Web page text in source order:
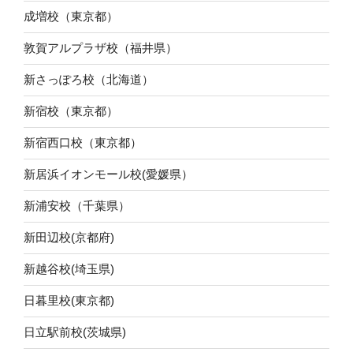
成増校（東京都）
敦賀アルプラザ校（福井県）
新さっぽろ校（北海道）
新宿校（東京都）
新宿西口校（東京都）
新居浜イオンモール校(愛媛県）
新浦安校（千葉県）
新田辺校(京都府)
新越谷校(埼玉県)
日暮里校(東京都)
日立駅前校(茨城県)